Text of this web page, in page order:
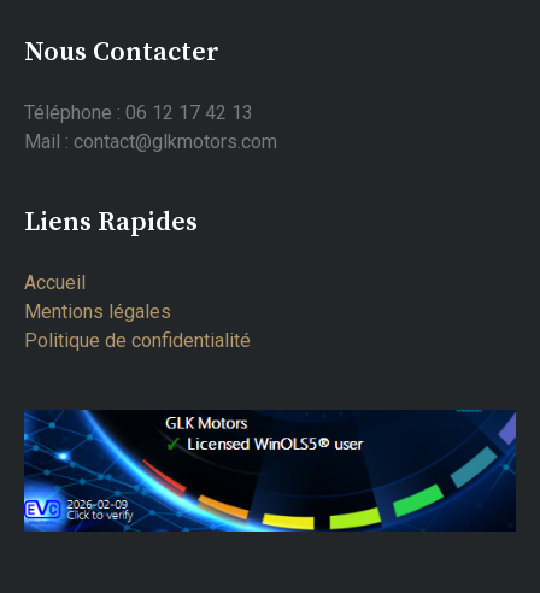
Nous Contacter
Téléphone : 06 12 17 42 13
Mail : contact@glkmotors.com
Liens Rapides
Accueil
Mentions légales
Politique de confidentialité